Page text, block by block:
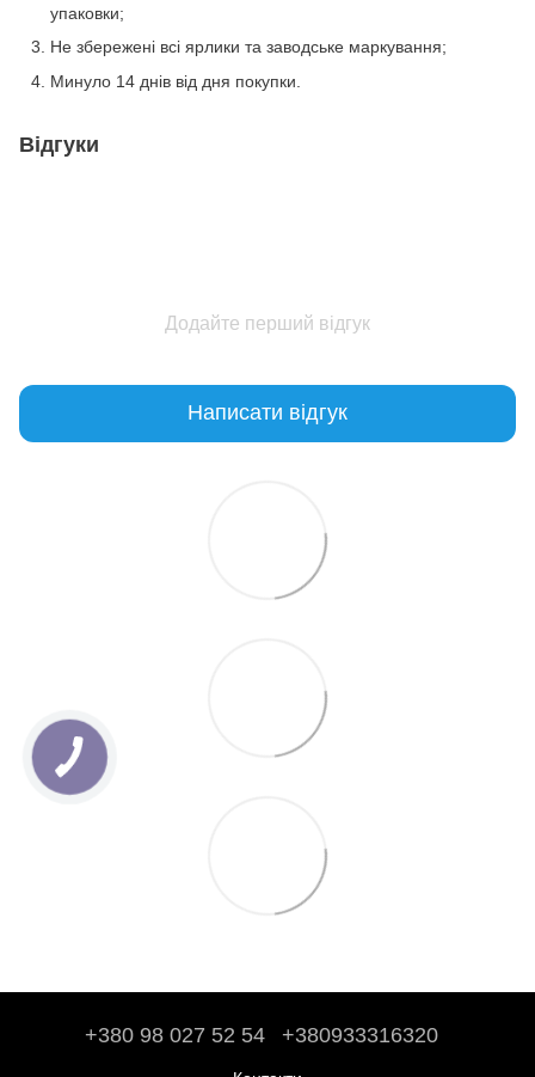
упаковки;
Не збережені всі ярлики та заводське маркування;
Минуло 14 днів від дня покупки.
Відгуки
Додайте перший відгук
Написати відгук
+380 98 027 52 54 +380933316320